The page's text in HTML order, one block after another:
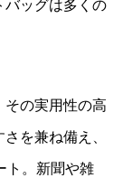
バッグは多くの
その実用性の高
を兼ね備え、
ト。新聞や雑